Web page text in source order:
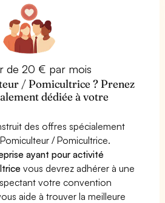
de 20 € par mois
/ Pomicultrice ? Prenez
dédiée à votre
des offres spécialement
/ Pomicultrice.
ayant pour activité
vous devrez adhérer à une
votre convention
aide à trouver la meilleure